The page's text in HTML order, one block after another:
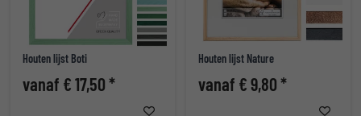
Houten lijst Boti
vanaf € 17,50 *
Houten lijst Nature
vanaf € 9,80 *